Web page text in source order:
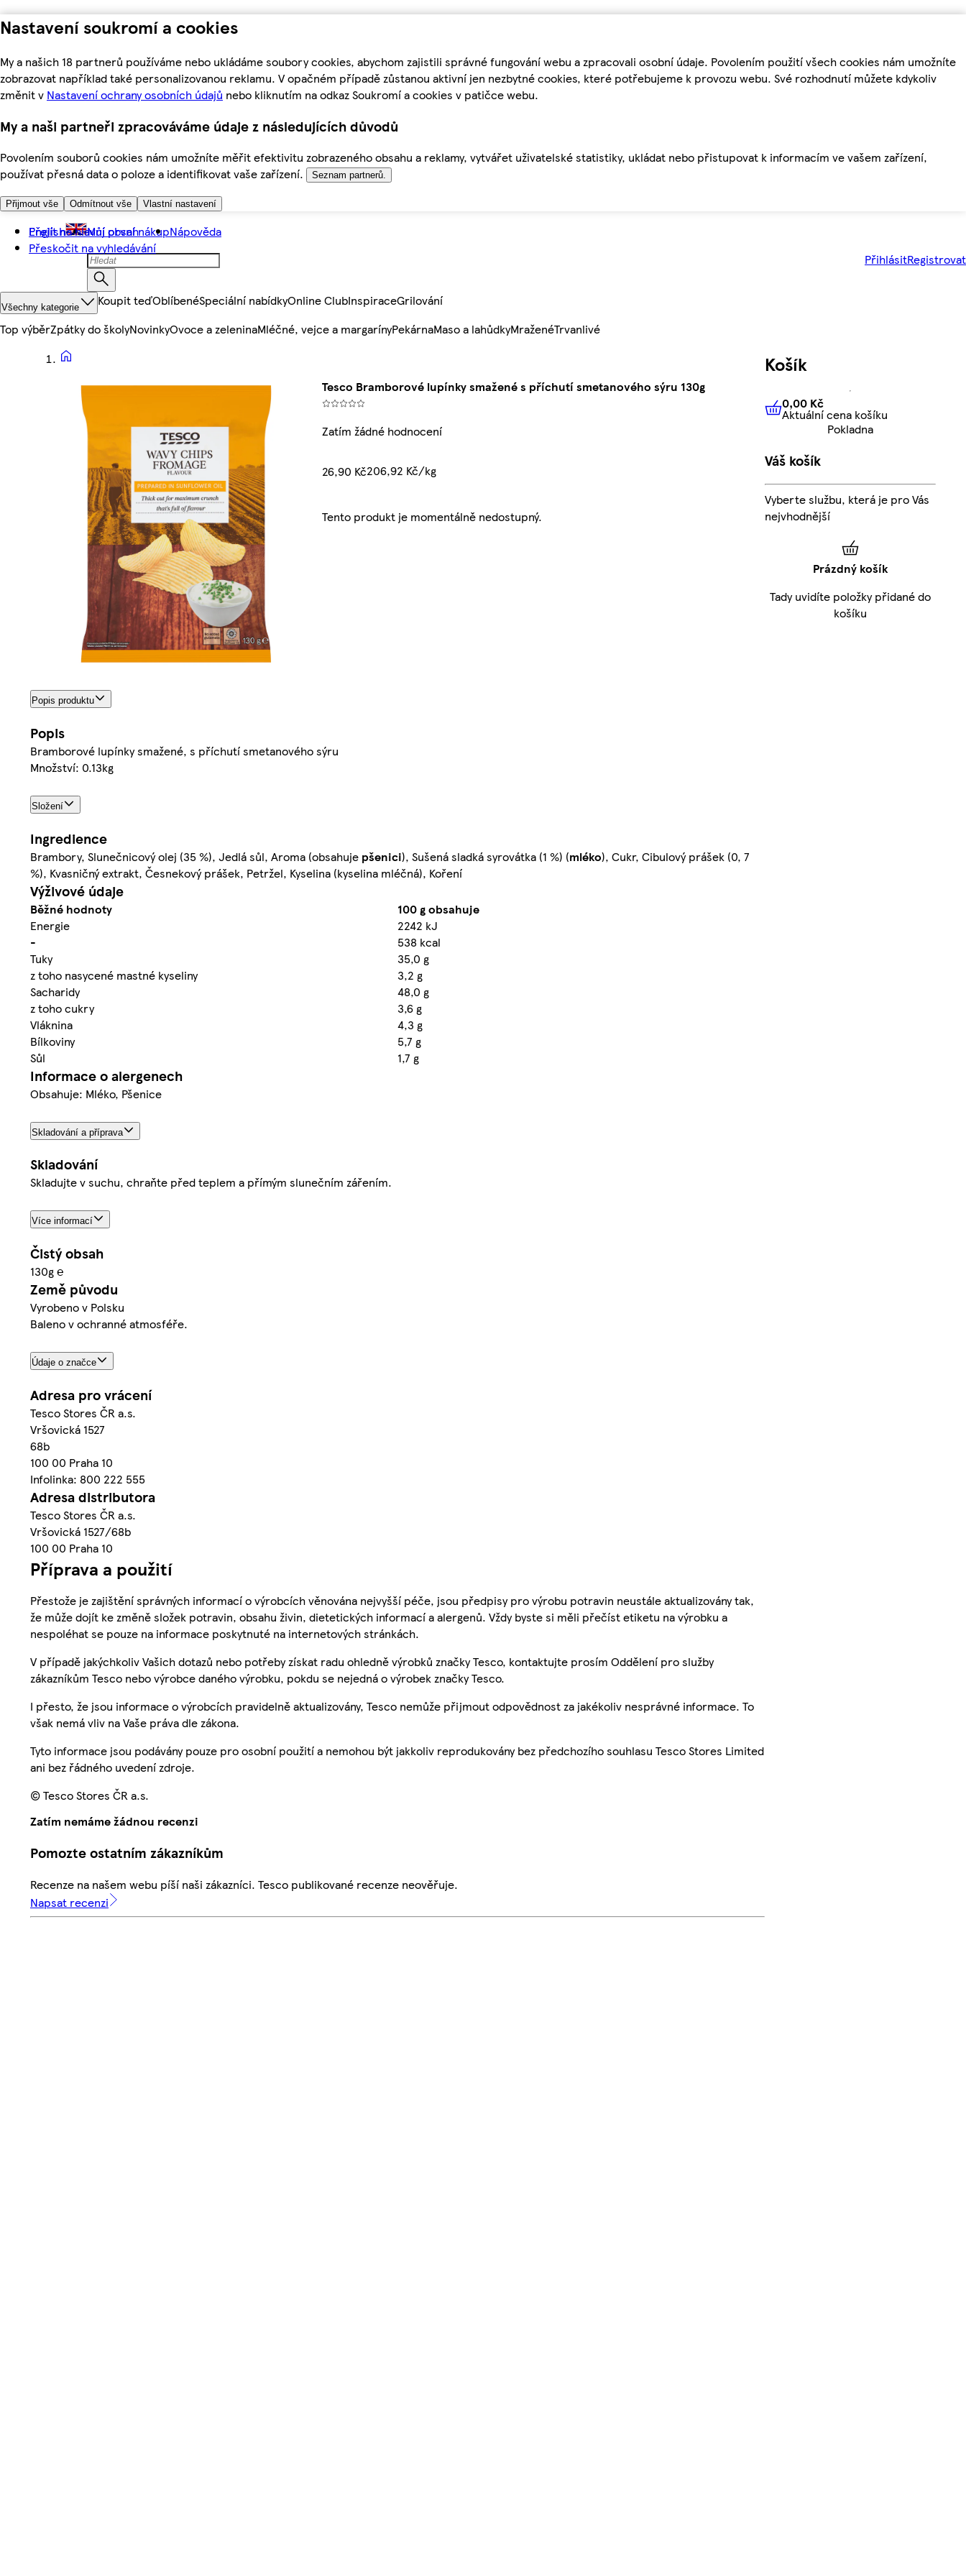
Nastavení soukromí a cookies
My a našich 18 partnerů používáme nebo ukládáme soubory cookies, abychom zajistili správné fungování webu a zpracovali osobní údaje. Povolením použití všech cookies nám umožníte
zobrazovat například také personalizovanou reklamu. V opačném případě zůstanou aktivní jen nezbytné cookies, které potřebujeme k provozu webu. Své rozhodnutí můžete kdykoliv
změnit v Nastavení ochrany osobních údajů nebo kliknutím na odkaz Soukromí a cookies v patičce webu.
My a naši partneři zpracováváme údaje z následujících důvodů
Povolením souborů cookies nám umožníte měřit efektivitu zobrazeného obsahu a reklamy, vytvářet uživatelské statistiky, ukládat nebo přistupovat k informacím ve vašem zařízení,
používat přesná data o poloze a identifikovat vaše zařízení.
Seznam partnerů.
Přijmout vše Odmítnout vše Vlastní nastavení
Přejít na hlavní obsah
Přeskočit na vyhledávání
English Můj první nákupNápověda
PřihlásitRegistrovat
Všechny kategorie Koupit teďOblíbenéSpeciální nabídkyOnline ClubInspiraceGrilování
Top výběrZpátky do školyNovinkyOvoce a zeleninaMléčné, vejce a margarínyPekárnaMaso a lahůdkyMraženéTrvanlivé
Tesco Bramborové lupínky smažené s příchutí smetanového sýru 130g
Zatím žádné hodnocení
26,90 Kč206,92 Kč/kg
Tento produkt je momentálně nedostupný.
Popis produktu
Popis
Bramborové lupínky smažené, s příchutí smetanového sýru
Množství: 0.13kg
Složení
Ingredience
Brambory, Slunečnicový olej (35 %), Jedlá sůl, Aroma (obsahuje pšenici), Sušená sladká syrovátka (1 %) (mléko), Cukr, Cibulový prášek (0, 7
%), Kvasničný extrakt, Česnekový prášek, Petržel, Kyselina (kyselina mléčná), Koření
Výživové údaje
Běžné hodnoty
100 g obsahuje
Energie
2242 kJ
-
538 kcal
Tuky
35,0 g
z toho nasycené mastné kyseliny
3,2 g
Sacharidy
48,0 g
z toho cukry
3,6 g
Vláknina
4,3 g
Bílkoviny
5,7 g
Sůl
1,7 g
Informace o alergenech
Obsahuje: Mléko, Pšenice
Skladování a příprava
Skladování
Skladujte v suchu, chraňte před teplem a přímým slunečním zářením.
Více informací
Čistý obsah
130g ℮
Země původu
Vyrobeno v Polsku
Baleno v ochranné atmosféře.
Údaje o značce
Adresa pro vrácení
Tesco Stores ČR a.s.
Vršovická 1527
68b
100 00 Praha 10
Infolinka: 800 222 555
Adresa distributora
Tesco Stores ČR a.s.
Vršovická 1527/68b
100 00 Praha 10
Příprava a použití
Přestože je zajištění správných informací o výrobcích věnována nejvyšší péče, jsou předpisy pro výrobu potravin neustále aktualizovány tak,
že může dojít ke změně složek potravin, obsahu živin, dietetických informací a alergenů. Vždy byste si měli přečíst etiketu na výrobku a
nespoléhat se pouze na informace poskytnuté na internetových stránkách.
V případě jakýchkoliv Vašich dotazů nebo potřeby získat radu ohledně výrobků značky Tesco, kontaktujte prosím Oddělení pro služby
zákazníkům Tesco nebo výrobce daného výrobku, pokdu se nejedná o výrobek značky Tesco.
I přesto, že jsou informace o výrobcích pravidelně aktualizovány, Tesco nemůže přijmout odpovědnost za jakékoliv nesprávné informace. To
však nemá vliv na Vaše práva dle zákona.
Tyto informace jsou podávány pouze pro osobní použití a nemohou být jakkoliv reprodukovány bez předchozího souhlasu Tesco Stores Limited
ani bez řádného uvedení zdroje.
© Tesco Stores ČR a.s.
Zatím nemáme žádnou recenzi
Pomozte ostatním zákazníkům
Recenze na našem webu píší naši zákazníci. Tesco publikované recenze neověřuje.
Napsat recenzi
Košík
0,00 KčAktuální cena košíku
0,00 Kč
Aktuální cena košíku
Pokladna
Váš košík
Vyberte službu, která je pro Vás
nejvhodnější
Prázdný košík
Tady uvidíte položky přidané do
košíku